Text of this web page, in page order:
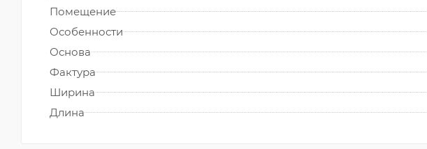
Помещение
Особенности
Основа
Фактура
Ширина
Длина